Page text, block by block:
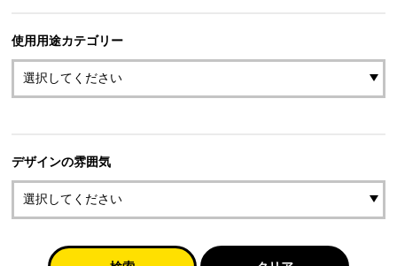
使用用途カテゴリー
デザインの雰囲気